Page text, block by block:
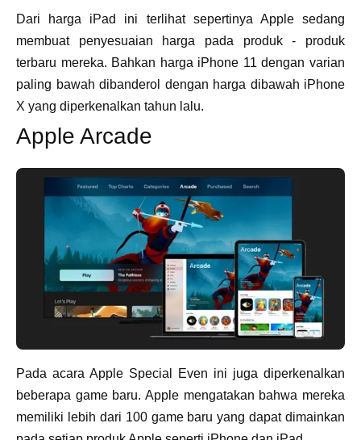
Dari harga iPad ini terlihat sepertinya Apple sedang
membuat penyesuaian harga pada produk - produk
terbaru mereka. Bahkan harga iPhone 11 dengan varian
paling bawah dibanderol dengan harga dibawah iPhone
X yang diperkenalkan tahun lalu.
Apple Arcade
Pada acara Apple Special Even ini juga diperkenalkan
beberapa game baru. Apple mengatakan bahwa mereka
memiliki lebih dari 100 game baru yang dapat dimainkan